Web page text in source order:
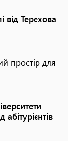
Терехова
простір для